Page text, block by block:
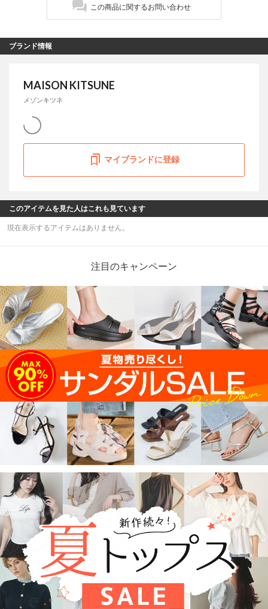
この商品に関するお問い合わせ
ブランド情報
MAISON KITSUNE
メゾンキツネ
マイブランドに登録
このアイテムを見た人はこれも見ています
現在表示するアイテムはありません。
注目のキャンペーン